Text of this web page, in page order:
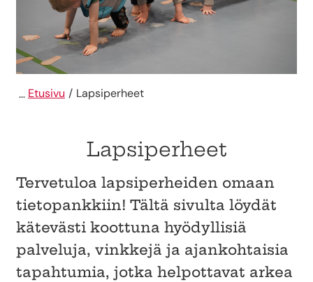
Etusivu Lapsiperheet
Lapsiperheet
Tervetuloa lapsiperheiden omaan
tietopankkiin! Tältä sivulta löydät
kätevästi koottuna hyödyllisiä
palveluja, vinkkejä ja ajankohtaisia
tapahtumia, jotka helpottavat arkea